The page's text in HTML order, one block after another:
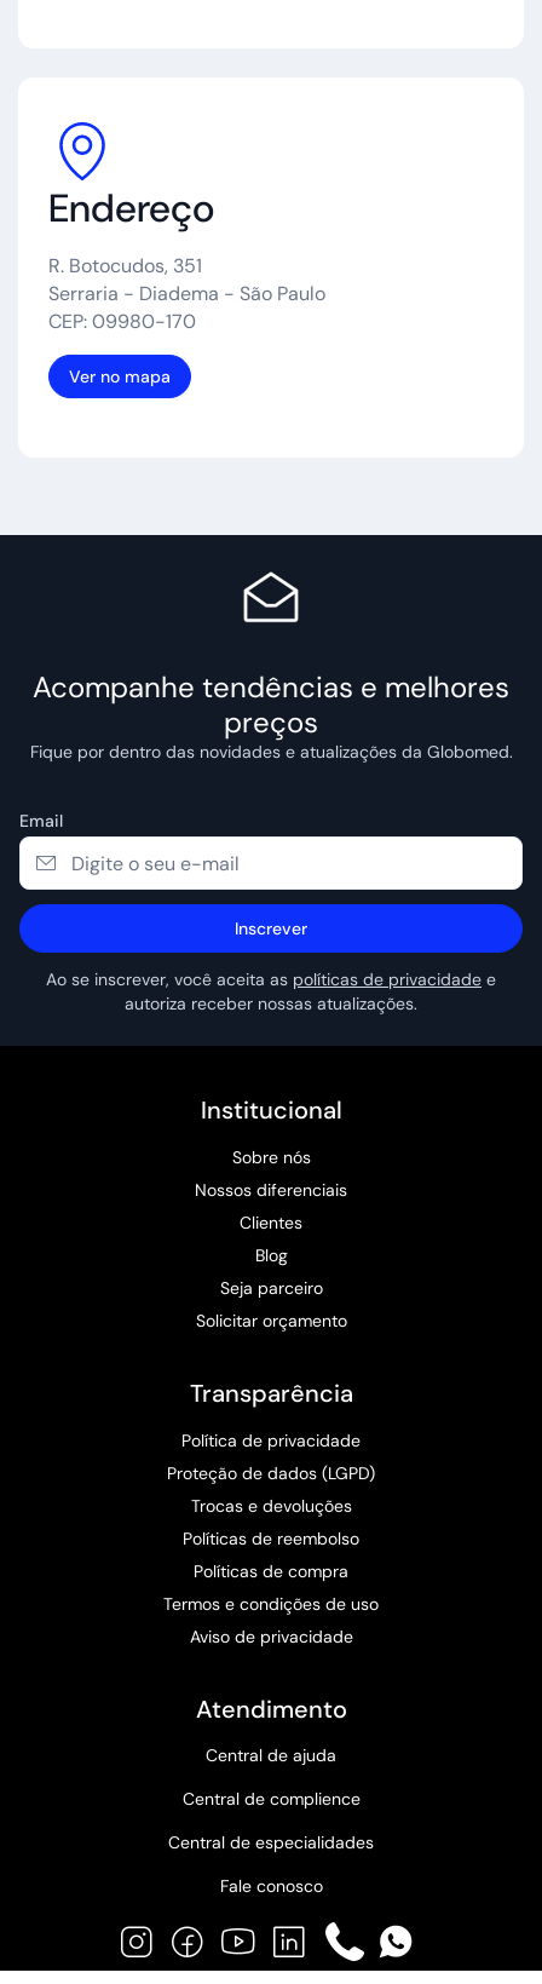
Endereço
R. Botocudos, 351
Serraria - Diadema - São Paulo
CEP: 09980-170
Ver no mapa
Acompanhe tendências e melhores
preços
Fique por dentro das novidades e atualizações da Globomed.
Email
Inscrever
Ao se inscrever, você aceita as políticas de privacidade e
autoriza receber nossas atualizações.
Institucional
Sobre nós
Nossos diferenciais
Clientes
Blog
Seja parceiro
Solicitar orçamento
Transparência
Política de privacidade
Proteção de dados (LGPD)
Trocas e devoluções
Políticas de reembolso
Políticas de compra
Termos e condições de uso
Aviso de privacidade
Atendimento
Central de ajuda
Central de complience
Central de especialidades
Fale conosco
InstagramFacebookYouTubeLinkedInPhoneWhatsApp